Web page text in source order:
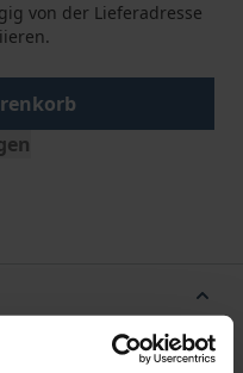
von der Lieferadresse
of the last century,